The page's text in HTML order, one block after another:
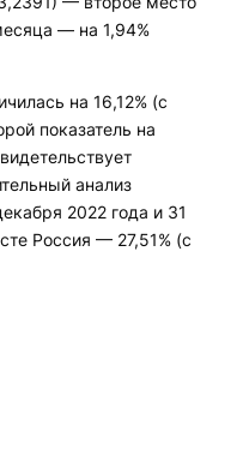
— на 1,94%
на 16,12% (с
показатель на
анализ
2022 года и 31
Россия — 27,51% (с